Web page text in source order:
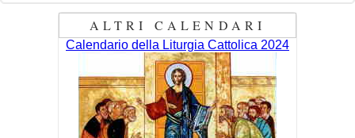
ALTRI CALENDARI
Calendario della Liturgia Cattolica 2024